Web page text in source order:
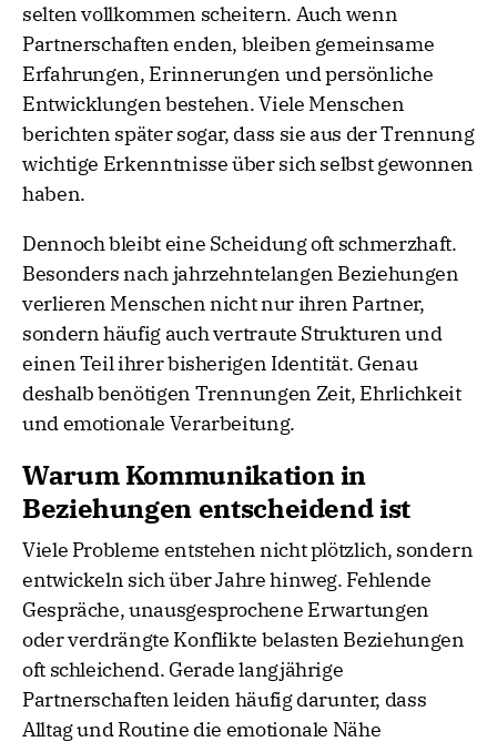
selten vollkommen scheitern. Auch wenn
Partnerschaften enden, bleiben gemeinsame
Erfahrungen, Erinnerungen und persönliche
Entwicklungen bestehen. Viele Menschen
berichten später sogar, dass sie aus der Trennung
wichtige Erkenntnisse über sich selbst gewonnen
haben.
Dennoch bleibt eine Scheidung oft schmerzhaft.
Besonders nach jahrzehntelangen Beziehungen
verlieren Menschen nicht nur ihren Partner,
sondern häufig auch vertraute Strukturen und
einen Teil ihrer bisherigen Identität. Genau
deshalb benötigen Trennungen Zeit, Ehrlichkeit
und emotionale Verarbeitung.
Warum Kommunikation in
Beziehungen entscheidend ist
Viele Probleme entstehen nicht plötzlich, sondern
entwickeln sich über Jahre hinweg. Fehlende
Gespräche, unausgesprochene Erwartungen
oder verdrängte Konflikte belasten Beziehungen
oft schleichend. Gerade langjährige
Partnerschaften leiden häufig darunter, dass
Alltag und Routine die emotionale Nähe